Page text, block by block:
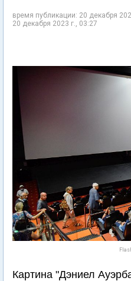
время публикации: 20 декабря
20 декабря 2023 г., 03:27
Картина "Дэниел